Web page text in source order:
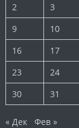
2
3
9
10
16
17
23
24
30
31
« Дек Фев »